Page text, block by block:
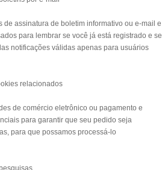
de assinatura de boletim informativo ou e-mail e
para lembrar se você já está registrado e se
notificações válidas apenas para usuários
relacionados
de comércio eletrônico ou pagamento e
para garantir que seu pedido seja
para que possamos processá-lo